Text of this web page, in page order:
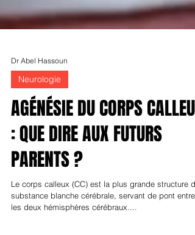
Dr Abel Hassoun
Neurologie
AGÉNÉSIE DU CORPS CALLEUX
: QUE DIRE AUX FUTURS
PARENTS ?